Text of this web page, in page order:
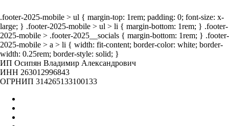
.footer-2025-mobile > ul { margin-top: 1rem; padding: 0; font-size: x-
large; } .footer-2025-mobile > ul > li { margin-bottom: 1rem; } .footer-
2025-mobile > .footer-2025__socials { margin-bottom: 1rem; } .footer-
2025-mobile > a > li { width: fit-content; border-color: white; border-
width: 0.25rem; border-style: solid; }
ИП Осипян Владимир Александрович
ИНН 263012996843
ОГРНИП 314265133100133